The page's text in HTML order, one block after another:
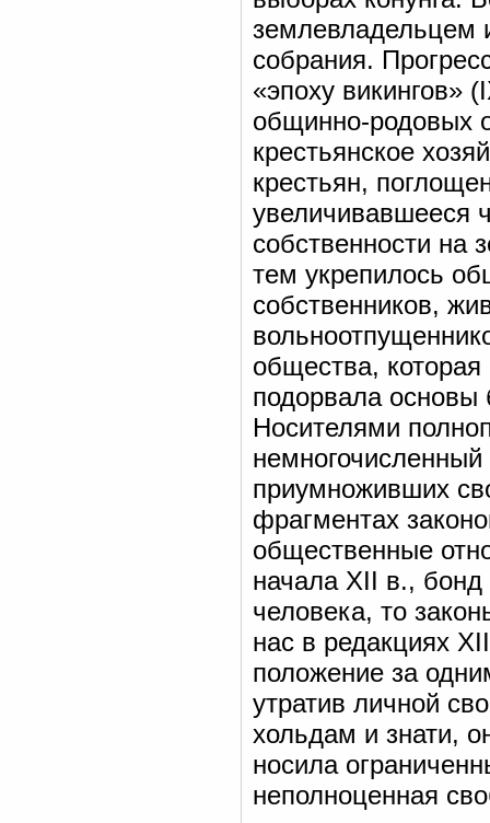
землевладельцем
собрания.
«эпоху викингов»
общинно-родовых
крестьянское
крестьян,
увеличивавшееся
собственности на
тем укрепилось
собственников,
общества,
подорвала основы
Носителями
приумноживших
фрагментах
общественные
начала XII в., бонд
человека, то
нас в редакциях
положение за
утратив личной
хольдам и знати,
носила
неполноценная